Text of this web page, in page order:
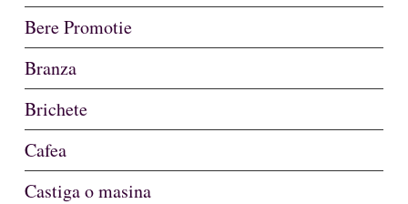
Bere Promotie
Branza
Brichete
Cafea
Castiga o masina